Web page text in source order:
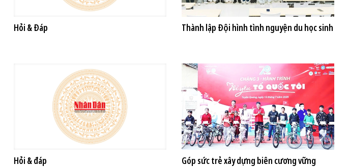
Hỏi & Đáp Thành lập Đội hình tình nguyện du học sinh
Hỏi & đáp
Góp sức trẻ xây dựng biên cương vững